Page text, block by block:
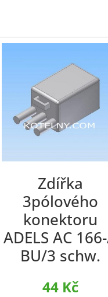
Zdířka
3pólového
konektoru
ADELS AC
BU/3 schw.
44 Kč